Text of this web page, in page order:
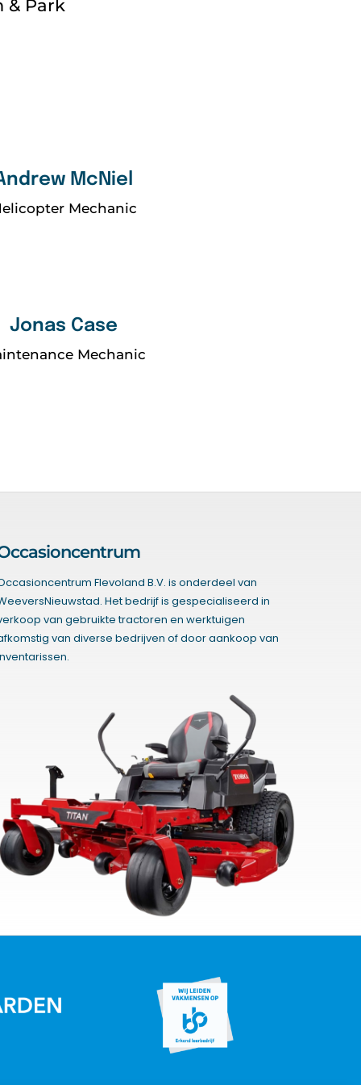
& Park
McNiel
Mechanic
Jonas Case
Mechanic
Flevoland B.V. is onderdeel van
Het bedrijf is gespecialiseerd in
van gebruikte tractoren en werktuigen
van diverse bedrijven of door aankoop van